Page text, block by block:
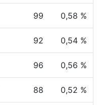
99 0,58 %
92 0,54 %
96 0,56 %
88 0,52 %